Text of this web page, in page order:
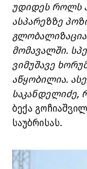
უდიდეს როლს
ასპარეზზე
მომავალში.
ვიმუშავე
აწყობილია.
საკანდელიძე,
ბექა
საუბრისას.